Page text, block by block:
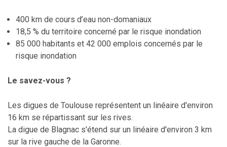
400 km de cours d’eau non-domaniaux
18,5 % du territoire concerné par le risque inondation
85 000 habitants et 42 000 emplois concernés par le
risque inondation
Le savez-vous ?
Les digues de Toulouse représentent un linéaire d'environ
16 km se répartissant sur les rives.
La digue de Blagnac s'étend sur un linéaire d'environ 3 km
sur la rive gauche de la Garonne.